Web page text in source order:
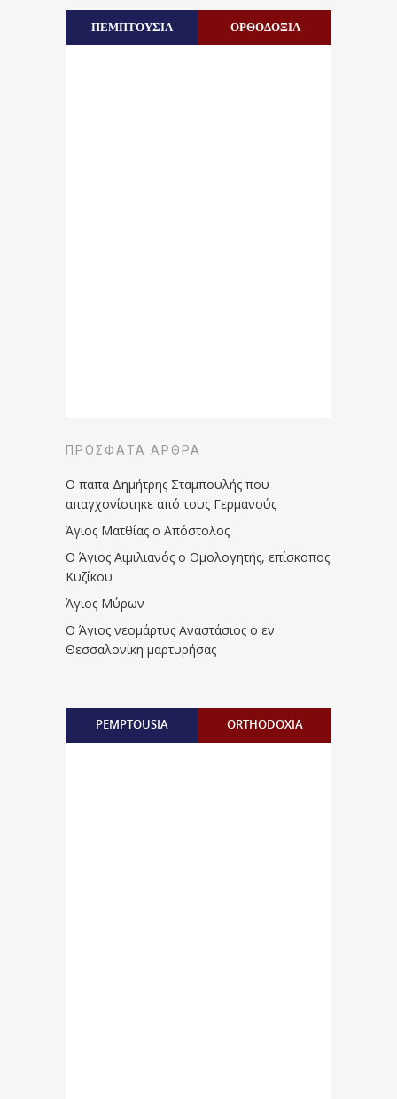
ΠΕΜΠΤΟΥΣΙΑ ΟΡΘΟΔΟΞΙΑ
ΠΡΌΣΦΑΤΑ ΆΡΘΡΑ
Ο παπα Δημήτρης Σταμπουλής που
απαγχονίστηκε από τους Γερμανούς
Άγιος Ματθίας ο Απόστολος
Ο Άγιος Αιμιλιανός ο Ομολογητής, επίσκοπος
Κυζίκου
Άγιος Μύρων
Ο Άγιος νεομάρτυς Αναστάσιος ο εν
Θεσσαλονίκη μαρτυρήσας
PEMPTOUSIA ORTHODOXIA